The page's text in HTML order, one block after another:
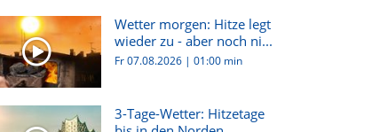
Wetter morgen: Hitze legt
wieder zu - aber noch ni...
Fr 07.08.2026 |01:00 min
3-Tage-Wetter: Hitzetage